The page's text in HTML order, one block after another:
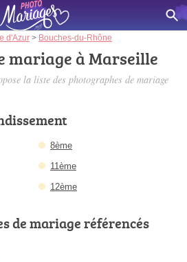
d'Azur > Bouches-du-Rhône
mariage à Marseille
la liste des photographes de mariage
8ème
11ème
12ème
de mariage référencés